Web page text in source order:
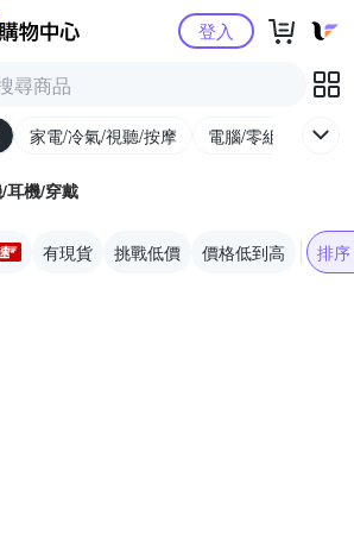
Yahoo購物中心登入
家電/冷氣/視聽/按摩 電腦/零組件/週邊/
耳機/穿戴
有現貨 挑戰低價 價格低到高 排序